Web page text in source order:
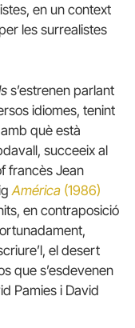
en un context
les surrealistes
s’estrenen parlant
idiomes, tenint
què està
succeeix al
francès Jean
América (1986)
en contraposició
el desert
que s’esdevenen
Pamies i David